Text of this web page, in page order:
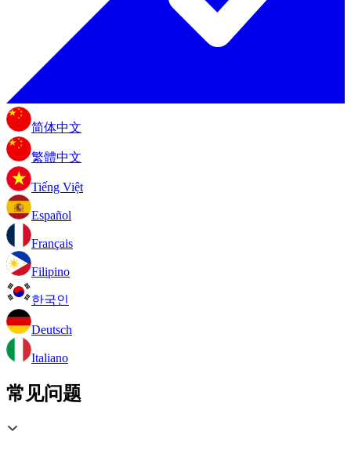
简体中文
繁體中文
Tiếng Việt
Español
Français
Filipino
한국인
Deutsch
Italiano
常见问题